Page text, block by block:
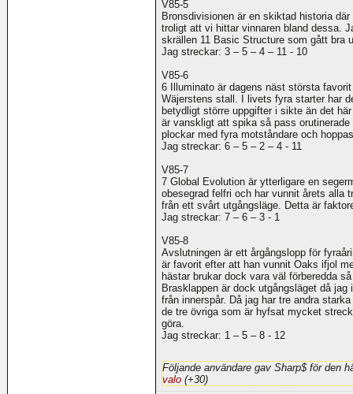
V85-5
Bronsdivisionen är en skiktad historia
troligt att vi hittar vinnaren bland dessa.
skrällen 11 Basic Structure som gått bra
Jag streckar: 3 – 5 – 4 – 11 - 10
V85-6
6 Illuminato är dagens näst största
Wäjerstens stall. I livets fyra starter har
betydligt större uppgifter i sikte än det
är vanskligt att spika så pass
plockar med fyra motståndare och
Jag streckar: 6 – 5 – 2 – 4 - 11
V85-7
7 Global Evolution är ytterligare en
obesegrad felfri och har vunnit årets alla
från ett svårt utgångsläge. Detta är
Jag streckar: 7 – 6 – 3 - 1
V85-8
Avslutningen är ett årgångslopp för
är favorit efter att han vunnit Oaks ifjol
hästar brukar dock vara väl förberedda
Brasklappen är dock utgångsläget då
från innerspår. Då jag har tre andra
de tre övriga som är hyfsat mycket
göra.
Jag streckar: 1 – 5 – 8 - 12
Följande användare gav Sharp$ för den
valo (+30)